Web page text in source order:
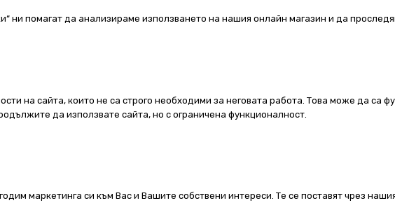
ни помагат да анализираме използването на нашия онлайн магазин и да
на сайта, които не са строго необходими за неговата работа. Това може да са
да използвате сайта, но с ограничена функционалност.
маркетинга си към Вас и Вашите собствени интереси. Те се поставят чрез